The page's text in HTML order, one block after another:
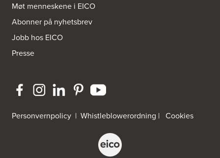
Møt menneskene i EICO
Abonner på nyhetsbrev
Jobb hos EICO
Presse
Personvernpolicy | Whistleblowerordning | Cookies